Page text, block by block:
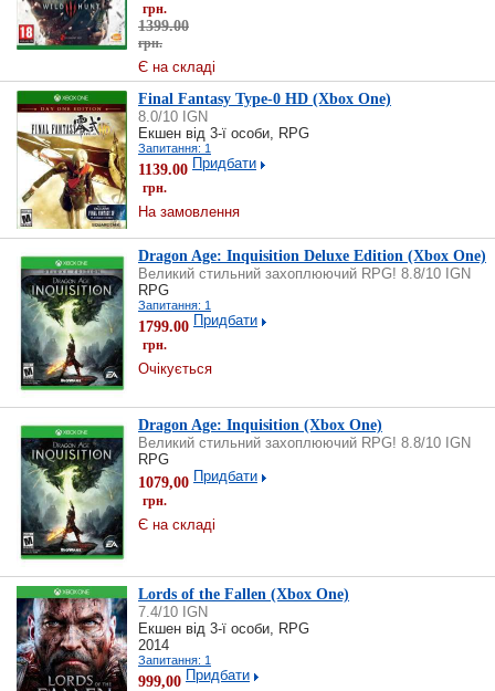
грн.
1399.00
грн.
Є на складі
Final Fantasy Type-0 HD (Xbox One)
8.0/10 IGN
Екшен від 3-ї особи, RPG
Запитання: 1
1139.00
грн.
Придбати
На замовлення
Dragon Age: Inquisition Deluxe Edition (Xbox One)
Великий стильний захоплюючий RPG! 8.8/10 IGN
RPG
Запитання: 1
1799.00
грн.
Придбати
Очікується
Dragon Age: Inquisition (Xbox One)
Великий стильний захоплюючий RPG! 8.8/10 IGN
RPG
1079,00
грн.
Придбати
Є на складі
Lords of the Fallen (Xbox One)
7.4/10 IGN
Екшен від 3-ї особи, RPG
2014
Запитання: 1
999,00 Придбати